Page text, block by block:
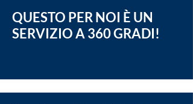
QUESTO PER NOI È UN
SERVIZIO A 360 GRADI!